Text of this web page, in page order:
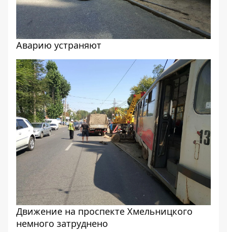
Аварию устраняют
Движение на проспекте Хмельницкого
немного затруднено